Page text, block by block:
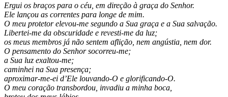
Ergui os braços para o céu, em direção à graça do Senhor.
Ele lançou as correntes para longe de mim.
O meu protetor elevou-me segundo a Sua graça e a Sua salvação.
Libertei-me da obscuridade e revesti-me da luz;
os meus membros já não sentem aflição, nem angústia, nem dor.
O pensamento do Senhor socorreu-me;
a Sua luz exaltou-me;
caminhei na Sua presença;
aproximar-me-ei d’Ele louvando-O e glorificando-O.
O meu coração transbordou, invadiu a minha boca,